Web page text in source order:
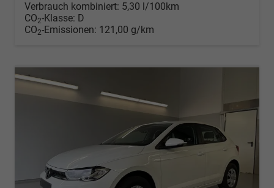
Verbrauch kombiniert: 5,30 l/100km
CO2-Klasse: D
CO2-Emissionen: 121,00 g/km